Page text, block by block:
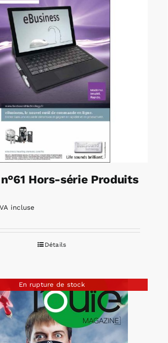
n°61 Hors-série Produits
incluse
Détails
En rupture de stock